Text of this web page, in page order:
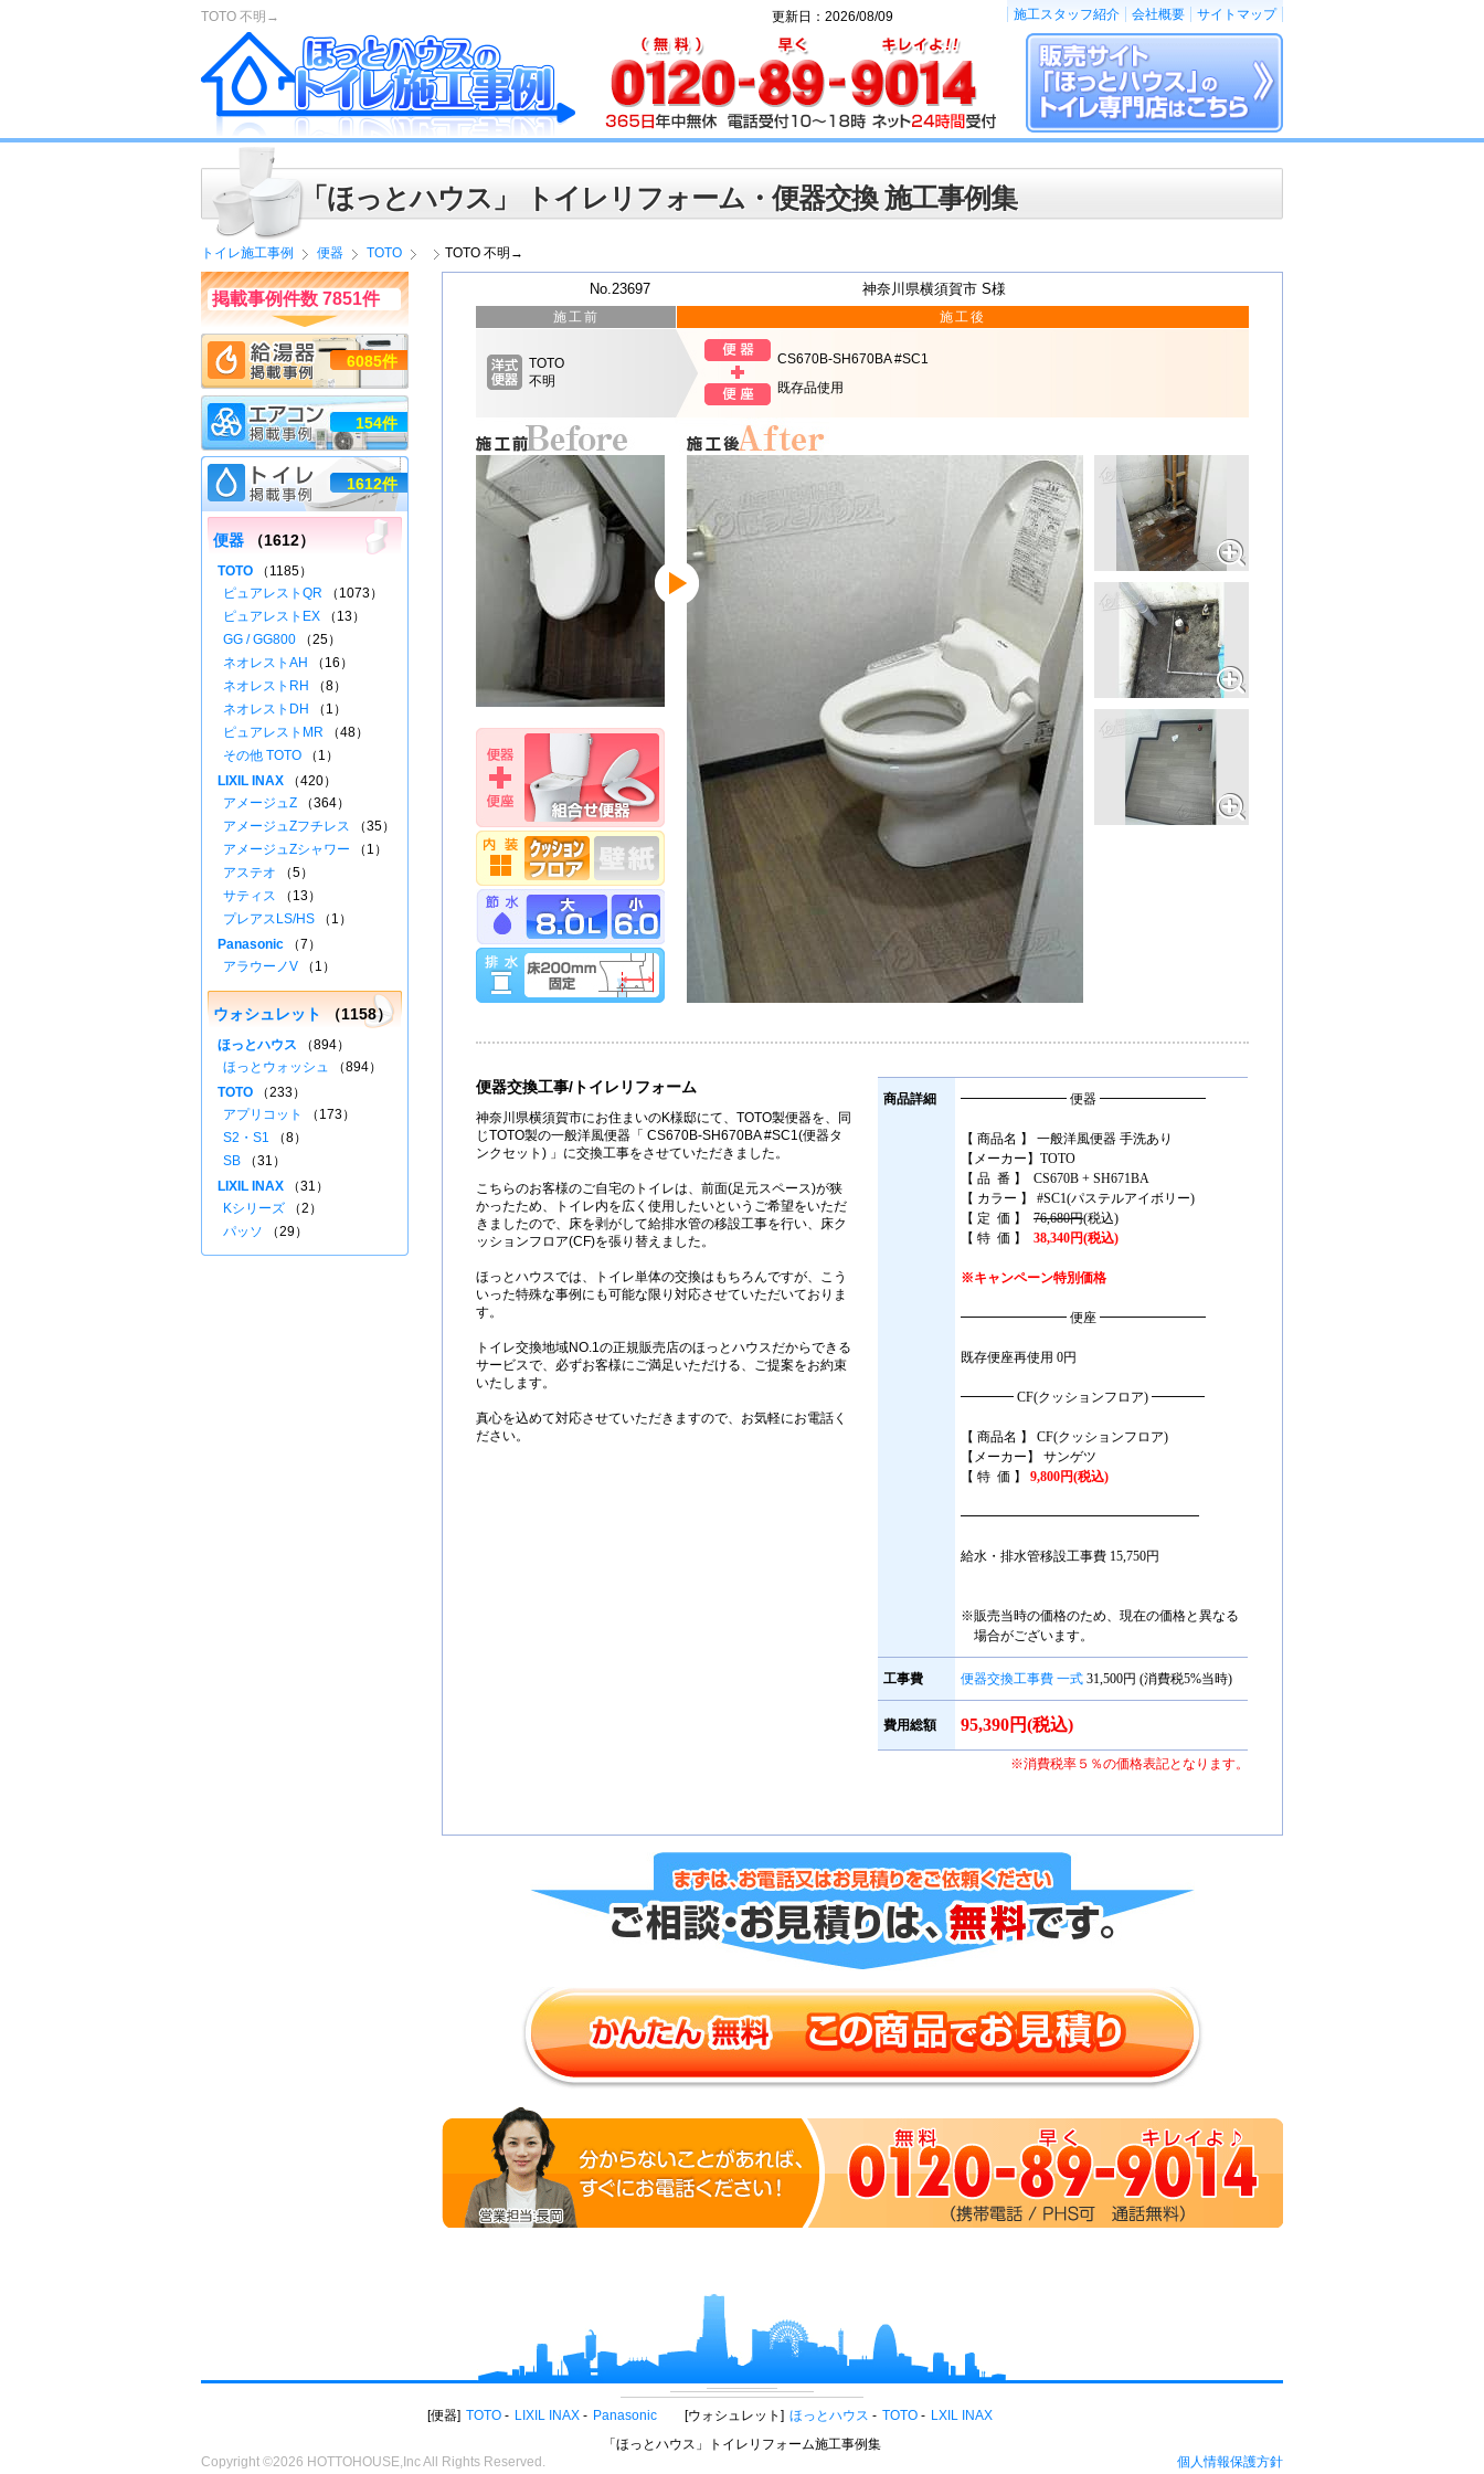
TOTO 不明→
「ほっとハウス」 トイレリフォーム・便器交換 施工事例集
トイレ施工事例 便器 TOTO TOTO 不明→
No.23697 神奈川県横須賀市 S様
施工前
TOTO
不明
施工後
CS670B-SH670BA #SC1
既存品使用
便器交換工事/トイレリフォーム
神奈川県横須賀市にお住まいのK様邸にて、TOTO製便器を、同
じTOTO製の一般洋風便器「 CS670B-SH670BA #SC1(便器タ
ンクセット) 」に交換工事をさせていただきました。
こちらのお客様のご自宅のトイレは、前面(足元スペース)が狭
かったため、トイレ内を広く使用したいというご希望をいただ
きましたので、床を剥がして給排水管の移設工事を行い、床ク
ッションフロア(CF)を張り替えました。
ほっとハウスでは、トイレ単体の交換はもちろんですが、こう
いった特殊な事例にも可能な限り対応させていただいておりま
す。
トイレ交換地域NO.1の正規販売店のほっとハウスだからできる
サービスで、必ずお客様にご満足いただける、ご提案をお約束
いたします。
真心を込めて対応させていただきますので、お気軽にお電話く
ださい。
商品詳細 ━━━━━━━━ 便器 ━━━━━━━━
【 商品名 】 一般洋風便器 手洗あり
【メーカー】TOTO
【 品 番 】 CS670B + SH671BA
【 カラー 】 #SC1(パステルアイボリー)
【 定 価 】 76,680円(税込)
【 特 価 】 38,340円(税込)
※キャンペーン特別価格
━━━━━━━━ 便座 ━━━━━━━━
既存便座再使用 0円
━━━━ CF(クッションフロア) ━━━━
【 商品名 】 CF(クッションフロア)
【メーカー】 サンゲツ
【 特 価 】 9,800円(税込)
━━━━━━━━━━━━━━━━━━
給水・排水管移設工事費 15,750円
※販売当時の価格のため、現在の価格と異なる
場合がございます。
工事費 便器交換工事費 一式 31,500円 (消費税5%当時)
費用総額 95,390円(税込)
※消費税率５％の価格表記となります。
掲載事例件数 7851件
6085件
154件
1612件
便器 （1612）
TOTO （1185）
ピュアレストQR （1073）
ピュアレストEX （13）
GG / GG800 （25）
ネオレストAH
（16）
ネオレストRH
（8）
ネオレストDH
（1）
ピュアレストMR （48）
その他 TOTO （1）
LIXIL INAX （420）
アメージュZ （364）
アメージュZフチレス （35）
アメージュZシャワー （1）
アステオ （5）
サティス （13）
プレアスLS/HS （1）
Panasonic （7）
アラウーノV （1）
ウォシュレット （1158）
ほっとハウス （894）
ほっとウォッシュ （894）
TOTO （233）
アプリコット
（173）
S2・S1 （8）
SB （31）
LIXIL INAX （31）
Kシリーズ （2）
パッソ （29）
更新日：2026/08/09 施工スタッフ紹介 会社概要 サイトマップ
便器 TOTO LIXIL INAX Panasonic ウォシュレット ほっとハウス TOTO
LXIL INAX
「ほっとハウス」トイレリフォーム施工事例集
Copyright ©2026 HOTTOHOUSE,Inc All Rights Reserved.
個人情報保護方針